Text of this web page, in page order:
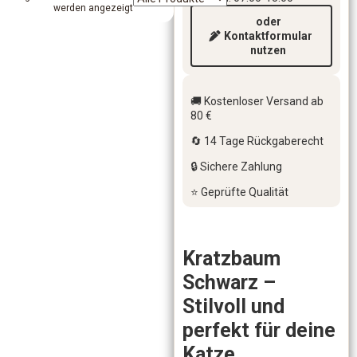
oder
Kontaktformular
nutzen
🚚 Kostenloser Versand ab
80 €
🔄 14 Tage Rückgaberecht
🔒 Sichere Zahlung
⭐ Geprüfte Qualität
Kratzbaum
Schwarz –
Stilvoll und
perfekt für deine
werden angezeigt